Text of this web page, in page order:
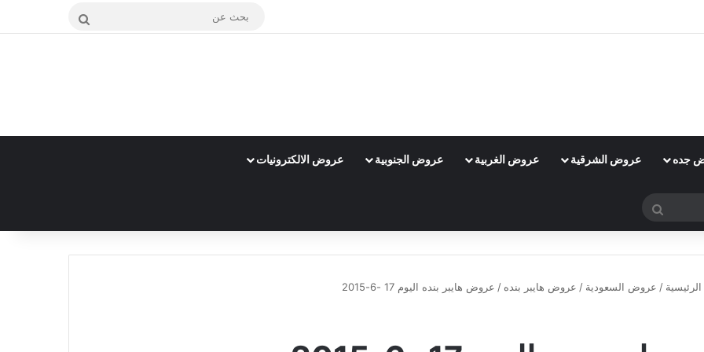
بحث
جده عروض الشرقية عروض الغربية عروض الجنوبية عروض الالكترونيات
بحث
الرئيسية / عروض السعودية / عروض هايبر بنده / عروض هايبر بنده اليوم 17 -6-2015